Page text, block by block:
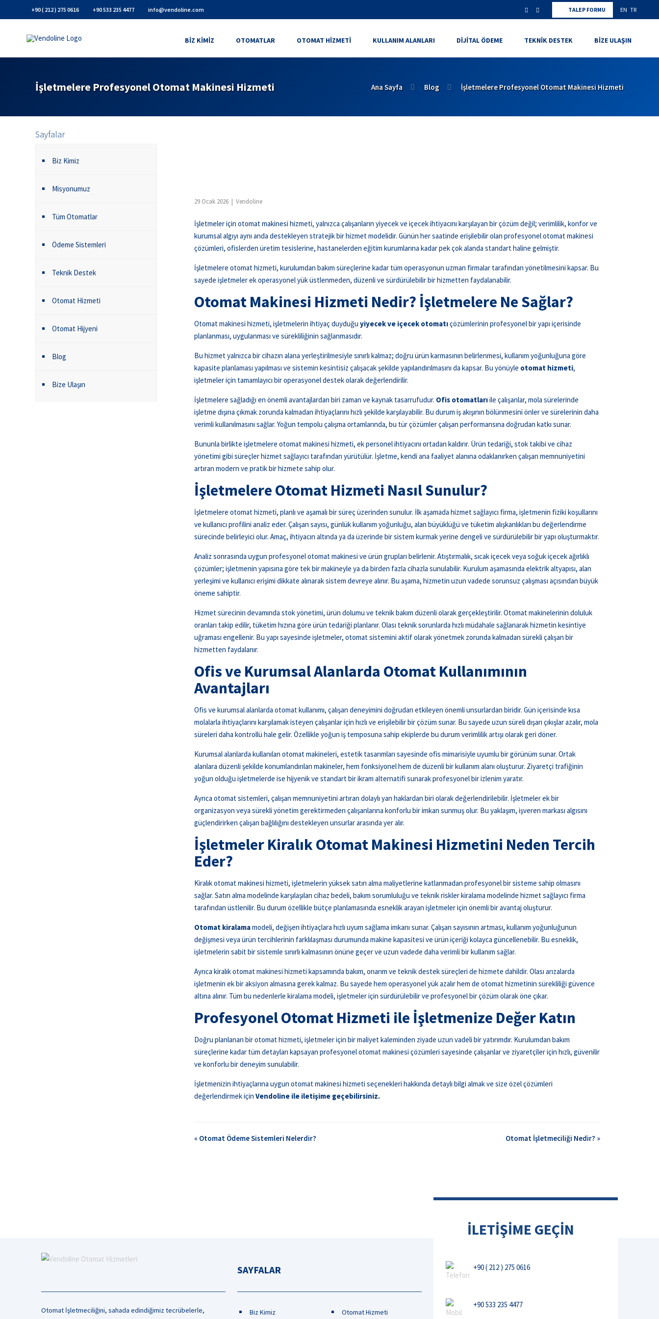
+90 ( 212 ) 275 0616 +90 533 235 4477 info@vendoline.com TALEP FORMU EN TR
BIZ KIMIZ OTOMATLAR OTOMAT HIZMETI KULLANIM ALANLARI DIJITAL ÖDEME TEKNIK DESTEK BIZE ULAŞIN
İşletmelere Profesyonel Otomat Makinesi Hizmeti Ana Sayfa Blog İşletmelere Profesyonel Otomat Makinesi Hizmeti
29 Ocak 2026 | Vendoline
İşletmeler için otomat makinesi hizmeti, yalnızca çalışanların yiyecek ve içecek ihtiyacını karşılayan bir çözüm değil; verimlilik, konfor ve
kurumsal algıyı aynı anda destekleyen stratejik bir hizmet modelidir. Günün her saatinde erişilebilir olan profesyonel otomat makinesi
çözümleri, ofislerden üretim tesislerine, hastanelerden eğitim kurumlarına kadar pek çok alanda standart haline gelmiştir.
İşletmelere otomat hizmeti, kurulumdan bakım süreçlerine kadar tüm operasyonun uzman firmalar tarafından yönetilmesini kapsar. Bu
sayede işletmeler ek operasyonel yük üstlenmeden, düzenli ve sürdürülebilir bir hizmetten faydalanabilir.
Otomat Makinesi Hizmeti Nedir? İşletmelere Ne Sağlar?
Otomat makinesi hizmeti, işletmelerin ihtiyaç duyduğuyiyecek ve içecek otomatıçözümlerinin profesyonel bir yapı içerisinde
planlanması, uygulanması ve sürekliliğinin sağlanmasıdır.
Bu hizmet yalnızca bir cihazın alana yerleştirilmesiyle sınırlı kalmaz; doğru ürün karmasının belirlenmesi, kullanım yoğunluğuna göre
kapasite planlaması yapılması ve sistemin kesintisiz çalışacak şekilde yapılandırılmasını da kapsar. Bu yönüyle otomat hizmeti,
işletmeler için tamamlayıcı bir operasyonel destek olarak değerlendirilir.
İşletmelere sağladığı en önemli avantajlardan biri zaman ve kaynak tasarrufudur. Ofis otomatlarıile çalışanlar, mola sürelerinde
işletme dışına çıkmak zorunda kalmadan ihtiyaçlarını hızlı şekilde karşılayabilir. Bu durum iş akışının bölünmesini önler ve sürelerinin daha
verimli kullanılmasını sağlar. Yoğun tempolu çalışma ortamlarında, bu tür çözümler çalışan performansına doğrudan katkı sunar.
Bununla birlikte işletmelere otomat makinesi hizmeti, ek personel ihtiyacını ortadan kaldırır. Ürün tedariği, stok takibi ve cihaz
yönetimi gibi süreçler hizmet sağlayıcı tarafından yürütülür. İşletme, kendi ana faaliyet alanına odaklanırken çalışan memnuniyetini
artıran modern ve pratik bir hizmete sahip olur.
İşletmelere Otomat Hizmeti Nasıl Sunulur?
İşletmelere otomat hizmeti, planlı ve aşamalı bir süreç üzerinden sunulur. İlk aşamada hizmet sağlayıcı firma, işletmenin fiziki koşullarını
ve kullanıcı profilini analiz eder. Çalışan sayısı, günlük kullanım yoğunluğu, alan büyüklüğü ve tüketim alışkanlıkları bu değerlendirme
sürecinde belirleyici olur. Amaç, ihtiyacın altında ya da üzerinde bir sistem kurmak yerine dengeli ve sürdürülebilir bir yapı oluşturmaktır.
Analiz sonrasında uygun profesyonel otomat makinesi ve ürün grupları belirlenir. Atıştırmalık, sıcak içecek veya soğuk içecek ağırlıklı
çözümler; işletmenin yapısına göre tek bir makineyle ya da birden fazla cihazla sunulabilir. Kurulum aşamasında elektrik altyapısı, alan
yerleşimi ve kullanıcı erişimi dikkate alınarak sistem devreye alınır. Bu aşama, hizmetin uzun vadede sorunsuz çalışması açısından büyük
öneme sahiptir.
Hizmet sürecinin devamında stok yönetimi, ürün dolumu ve teknik bakım düzenli olarak gerçekleştirilir. Otomat makinelerinin doluluk
oranları takip edilir, tüketim hızına göre ürün tedariği planlanır. Olası teknik sorunlarda hızlı müdahale sağlanarak hizmetin kesintiye
uğraması engellenir. Bu yapı sayesinde işletmeler, otomat sistemini aktif olarak yönetmek zorunda kalmadan sürekli çalışan bir
hizmetten faydalanır.
Ofis ve Kurumsal Alanlarda Otomat Kullanımının
Avantajları
Ofis ve kurumsal alanlarda otomat kullanımı, çalışan deneyimini doğrudan etkileyen önemli unsurlardan biridir. Gün içerisinde kısa
molalarla ihtiyaçlarını karşılamak isteyen çalışanlar için hızlı ve erişilebilir bir çözüm sunar. Bu sayede uzun süreli dışarı çıkışlar azalır, mola
süreleri daha kontrollü hale gelir. Özellikle yoğun iş temposuna sahip ekiplerde bu durum verimlilik artışı olarak geri döner.
Kurumsal alanlarda kullanılan otomat makineleri, estetik tasarımları sayesinde ofis mimarisiyle uyumlu bir görünüm sunar. Ortak
alanlara düzenli şekilde konumlandırılan makineler, hem fonksiyonel hem de düzenli bir kullanım alanı oluşturur. Ziyaretçi trafiğinin
yoğun olduğu işletmelerde ise hijyenik ve standart bir ikram alternatifi sunarak profesyonel bir izlenim yaratır.
Ayrıca otomat sistemleri, çalışan memnuniyetini artıran dolaylı yan haklardan biri olarak değerlendirilebilir. İşletmeler ek bir
organizasyon veya sürekli yönetim gerektirmeden çalışanlarına konforlu bir imkan sunmuş olur. Bu yaklaşım, işveren markası algısını
güçlendirirken çalışan bağlılığını destekleyen unsurlar arasında yer alır.
İşletmeler Kiralık Otomat Makinesi Hizmetini Neden Tercih
Eder?
Kiralık otomat makinesi hizmeti, işletmelerin yüksek satın alma maliyetlerine katlanmadan profesyonel bir sisteme sahip olmasını
sağlar. Satın alma modelinde karşılaşılan cihaz bedeli, bakım sorumluluğu ve teknik riskler kiralama modelinde hizmet sağlayıcı firma
tarafından üstlenilir. Bu durum özellikle bütçe planlamasında esneklik arayan işletmeler için önemli bir avantaj oluşturur.
Otomat kiralamamodeli, değişen ihtiyaçlara hızlı uyum sağlama imkanı sunar. Çalışan sayısının artması, kullanım yoğunluğunun
değişmesi veya ürün tercihlerinin farklılaşması durumunda makine kapasitesi ve ürün içeriği kolayca güncellenebilir. Bu esneklik,
işletmelerin sabit bir sistemle sınırlı kalmasının önüne geçer ve uzun vadede daha verimli bir kullanım sağlar.
Ayrıca kiralık otomat makinesi hizmeti kapsamında bakım, onarım ve teknik destek süreçleri de hizmete dahildir. Olası arızalarda
işletmenin ek bir aksiyon almasına gerek kalmaz. Bu sayede hem operasyonel yük azalır hem de otomat hizmetinin sürekliliği güvence
altına alınır. Tüm bu nedenlerle kiralama modeli, işletmeler için sürdürülebilir ve profesyonel bir çözüm olarak öne çıkar.
Profesyonel Otomat Hizmeti ile İşletmenize Değer Katın
Doğru planlanan bir otomat hizmeti, işletmeler için bir maliyet kaleminden ziyade uzun vadeli bir yatırımdır. Kurulumdan bakım
süreçlerine kadar tüm detayları kapsayan profesyonel otomat makinesi çözümleri sayesinde çalışanlar ve ziyaretçiler için hızlı, güvenilir
ve konforlu bir deneyim sunulabilir.
İşletmenizin ihtiyaçlarına uygun otomat makinesi hizmeti seçenekleri hakkında detaylı bilgi almak ve size özel çözümleri
değerlendirmek içinVendoline ile iletişime geçebilirsiniz.
« Otomat Ödeme Sistemleri Nelerdir? Otomat İşletmeciliği Nedir? »
Sayfalar
Biz Kimiz
Misyonumuz
Tüm Otomatlar
Ödeme Sistemleri
Teknik Destek
Otomat Hizmeti
Otomat Hijyeni
Blog
Bize Ulaşın
Otomat İşletmeciliğini, sahada edindiğimiz tecrübelerle,
SAYFALAR
Biz Kimiz Otomat Hizmeti
İLETİŞİME GEÇİN
+90 ( 212 ) 275 0616
+90 533 235 4477